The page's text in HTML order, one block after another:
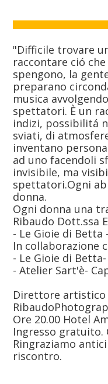
"Difficile trovare
raccontare ció
spengono, la
preparano
musica
spettatori. È un
indizi, possibilitá
sviati, di
inventano
ad uno facendoli
invisibile, ma
spettatori.Ogni
donna.
Ogni donna una
Ribaudo Dott.ssa
- Le Gioie di Betta -
In collaborazione
- Le Gioie di
- Atelier Sart'è-
Direttore artistico
Ore 20.00 Hotel
Ingresso gratuito.
Ringraziamo
riscontro.